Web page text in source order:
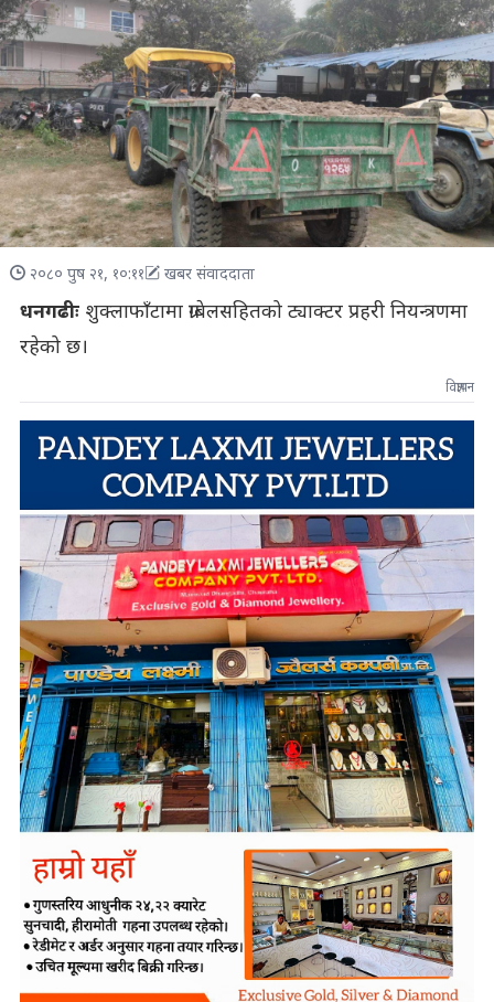
२०८० पुष २१, १०:११ खबर संवाददाता
धनगढीः शुक्लाफाँटामा ग्राबेलसहितको ट्याक्टर प्रहरी नियन्त्रणमा
रहेको छ।
विज्ञापन